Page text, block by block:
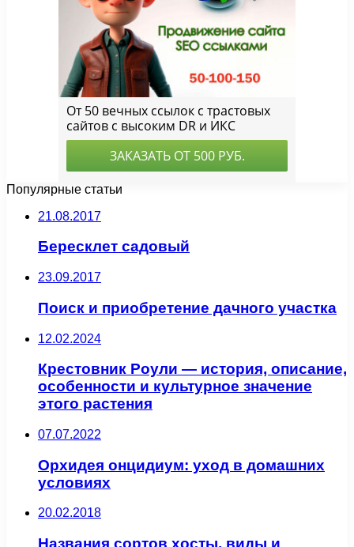
Популярные статьи
21.08.2017
Бересклет садовый
23.09.2017
Поиск и приобретение дачного участка
12.02.2024
Крестовник Роули — история, описание,
особенности и культурное значение
этого растения
07.07.2022
Орхидея онцидиум: уход в домашних
условиях
20.02.2018
Названия сортов хосты, виды и